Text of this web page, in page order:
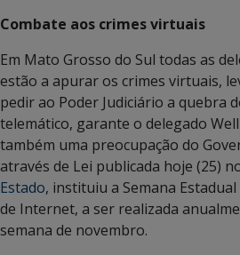
Combate aos crimes virtuais
Em Mato Grosso do Sul todas as
estão a apurar os crimes virtuais,
pedir ao Poder Judiciário a quebra
telemático, garante o delegado
também uma preocupação do
através de Lei publicada hoje (25)
Estado, instituiu a Semana
de Internet, a ser realizada
semana de novembro.